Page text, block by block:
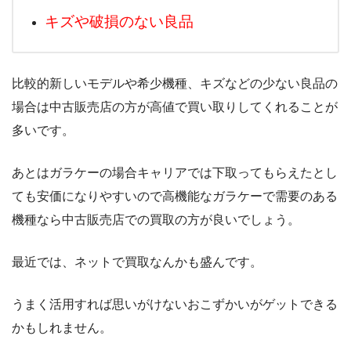
キズや破損のない良品
比較的新しいモデルや希少機種、キズなどの少ない良品の
場合は中古販売店の方が高値で買い取りしてくれることが
多いです。
あとはガラケーの場合キャリアでは下取ってもらえたとし
ても安価になりやすいので高機能なガラケーで需要のある
機種なら中古販売店での買取の方が良いでしょう。
最近では、ネットで買取なんかも盛んです。
うまく活用すれば思いがけないおこずかいがゲットできる
かもしれません。